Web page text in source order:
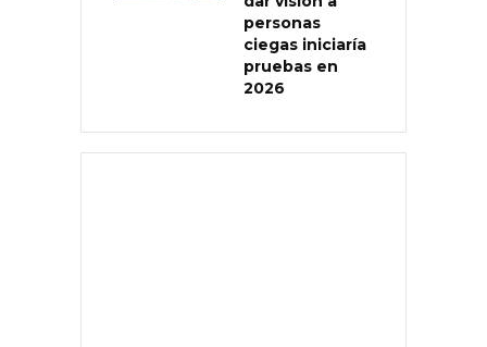
personas
ciegas iniciaría
pruebas en
2026